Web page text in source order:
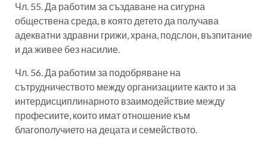
Чл. 55. Да работим за създаване на сигурна
обществена среда, в която детето да получава
адекватни здравни грижи, храна, подслон, възпитание
и да живее без насилие.
Чл. 56. Да работим за подобряване на
сътрудничеството между организациите както и за
интердисциплинарното взаимодействие между
професиите, които имат отношение към
благополучието на децата и семейството.